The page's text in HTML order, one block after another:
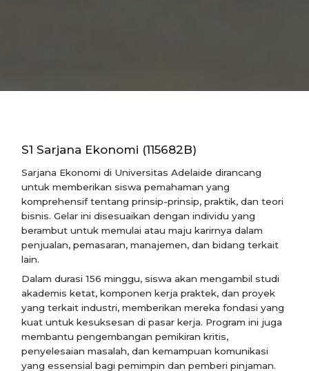
S1 Sarjana Ekonomi (115682B)
Sarjana Ekonomi di Universitas Adelaide dirancang
untuk memberikan siswa pemahaman yang
komprehensif tentang prinsip-prinsip, praktik, dan teori
bisnis. Gelar ini disesuaikan dengan individu yang
berambut untuk memulai atau maju karirnya dalam
penjualan, pemasaran, manajemen, dan bidang terkait
lain.
Dalam durasi 156 minggu, siswa akan mengambil studi
akademis ketat, komponen kerja praktek, dan proyek
yang terkait industri, memberikan mereka fondasi yang
kuat untuk kesuksesan di pasar kerja. Program ini juga
membantu pengembangan pemikiran kritis,
penyelesaian masalah, dan kemampuan komunikasi
yang essensial bagi pemimpin dan pemberi pinjaman.